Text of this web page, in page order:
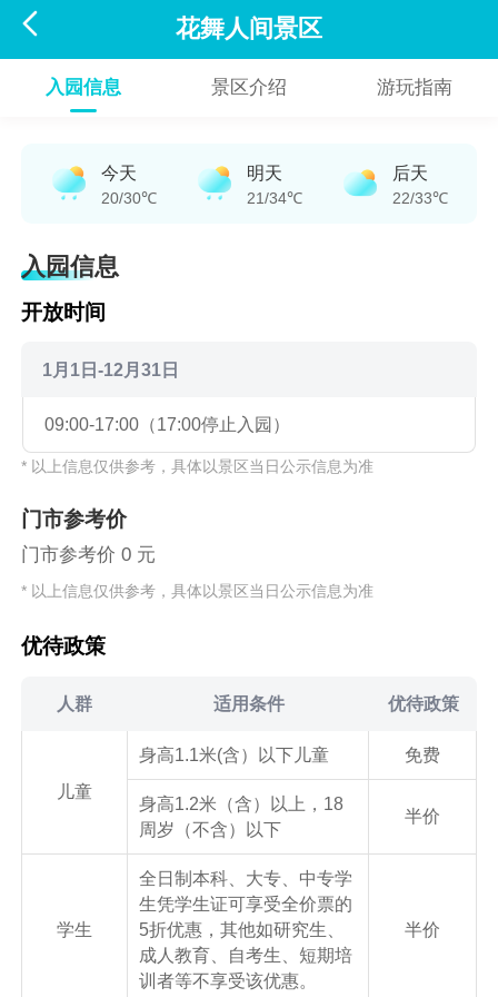
 花舞人间景区
入园信息 景区介绍 游玩指南
今天
20/30℃
明天
21/34℃
后天
22/33℃
入园信息
开放时间
1月1日-12月31日
09:00-17:00（17:00停止入园）
* 以上信息仅供参考，具体以景区当日公示信息为准
门市参考价
门市参考价 0 元
* 以上信息仅供参考，具体以景区当日公示信息为准
优待政策
人群 适用条件 优待政策
儿童
身高1.1米(含）以下儿童 免费
身高1.2米（含）以上，18
周岁（不含）以下
半价
学生
全日制本科、大专、中专学
生凭学生证可享受全价票的
5折优惠，其他如研究生、
成人教育、自考生、短期培
训者等不享受该优惠。
半价